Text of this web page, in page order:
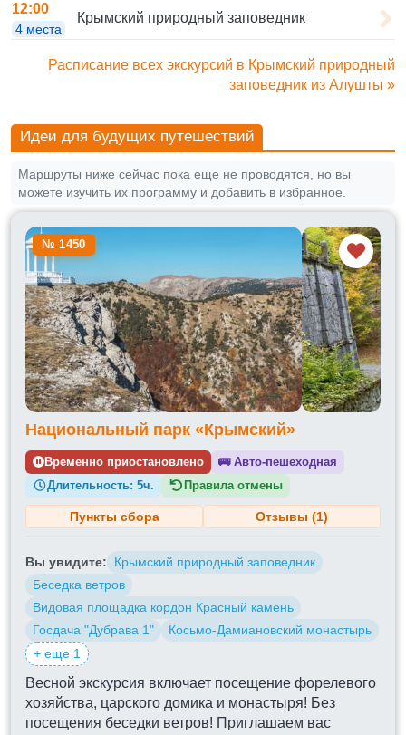
12:00
4 места
Крымский природный заповедник
Расписание всех экскурсий в Крымский природный
заповедник из Алушты »
Идеи для будущих путешествий
Маршруты ниже сейчас пока еще не проводятся, но вы
можете изучить их программу и добавить в избранное.
№ 1450
Национальный парк «Крымский»
Временно приостановлено 🚌Авто-пешеходная
Длительность:5ч. Правила отмены
Пункты сбора Отзывы (1)
Вы увидите:
Крымский природный заповедник
Беседка ветров
Видовая площадка кордон Красный камень
Госдача "Дубрава 1"
Косьмо-Дамиановский монастырь
+ еще 1
Весной экскурсия включает посещение форелевого
хозяйства, царского домика и монастыря! Без
посещения беседки ветров! Приглашаем вас